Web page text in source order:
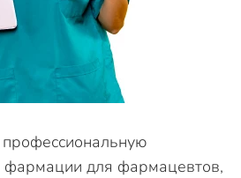
фармации для фармацевтов,